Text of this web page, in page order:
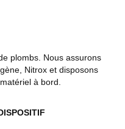
plombs. Nous assurons
Nitrox et disposons
à bord.